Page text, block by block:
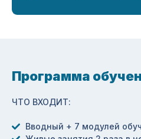
Программа
ЧТО ВХОДИТ:
Вводный + 7 модулей